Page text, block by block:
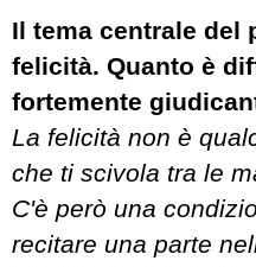
Il tema centrale del
felicità. Quanto è
fortemente
La felicità non è
che ti scivola tra le
C'è però una
recitare una parte